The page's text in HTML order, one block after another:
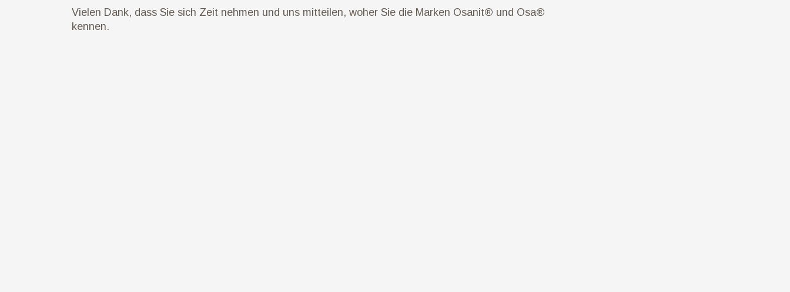
Vielen Dank, dass Sie sich Zeit nehmen und uns mitteilen, woher Sie die Marken Osanit® und Osa®
kennen.